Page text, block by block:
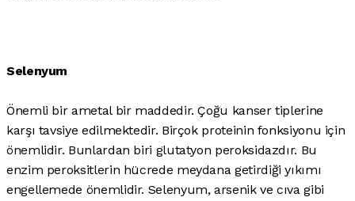
Selenyum
Önemli bir ametal bir maddedir. Çoğu kanser tiplerine
karşı tavsiye edilmektedir. Birçok proteinin fonksiyonu için
önemlidir. Bunlardan biri glutatyon peroksidazdır. Bu
enzim peroksitlerin hücrede meydana getirdiği yıkımı
engellemede önemlidir. Selenyum, arsenik ve cıva gibi